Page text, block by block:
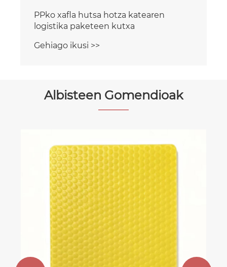
Albisteen Gomendioak
Zerk egiten du PP Honeycomb Xafla
hain eraginkorra ontzi eta eraikuntza
modernoetarako?
Gehiago ikusi >>